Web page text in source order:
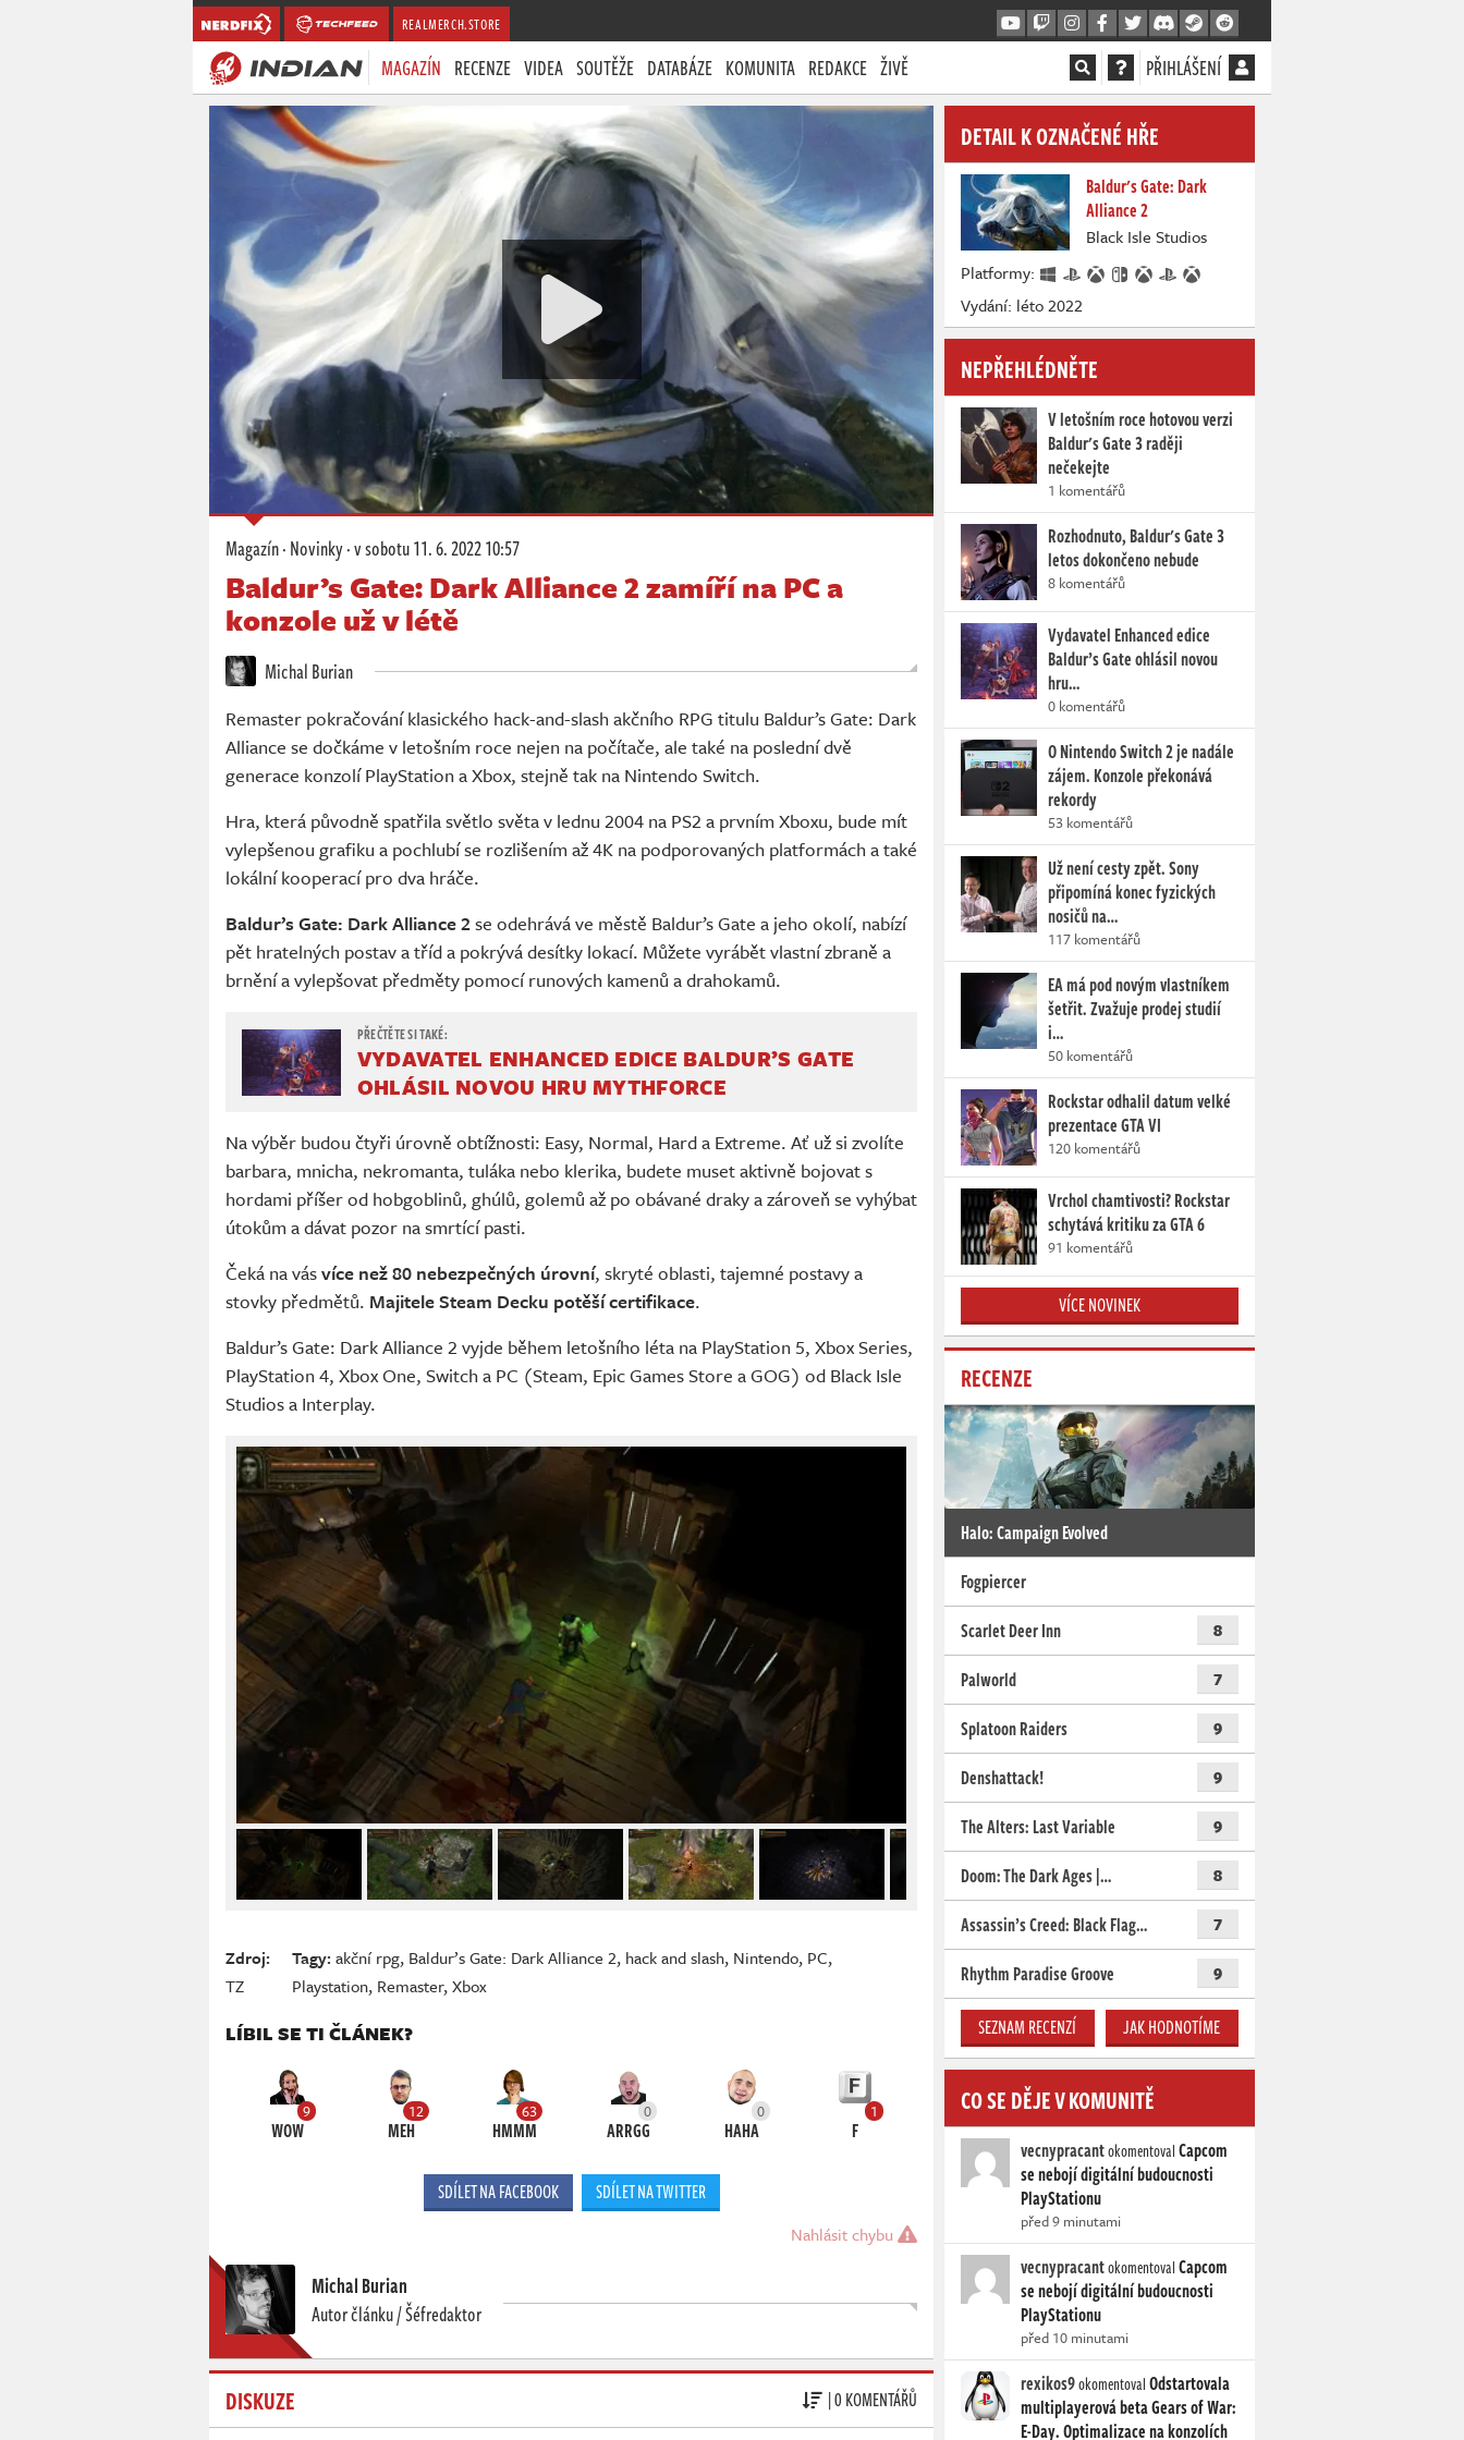
REALMERCH.STORE
MAGAZÍN RECENZE VIDEA SOUTĚŽE DATABÁZE KOMUNITA REDAKCE ŽIVĚ PŘIHLÁŠENÍ
Magazín·Novinky·v sobotu11. 6. 2022 10:57
Baldur’s Gate: Dark Alliance 2 zamíří na PC a
konzole už v létě
Michal Burian
Remaster pokračování klasického hack-and-slash akčního RPG titulu Baldur’s Gate: Dark
Alliance se dočkáme v letošním roce nejen na počítače, ale také na poslední dvě
generace konzolí PlayStation a Xbox, stejně tak na Nintendo Switch.
Hra, která původně spatřila světlo světa v lednu 2004 na PS2 a prvním Xboxu, bude mít
vylepšenou grafiku a pochlubí se rozlišením až 4K na podporovaných platformách a také
lokální kooperací pro dva hráče.
Baldur’s Gate: Dark Alliance 2se odehrává ve městě Baldur’s Gate a jeho okolí, nabízí
pět hratelných postav a tříd a pokrývá desítky lokací. Můžete vyrábět vlastní zbraně a
brnění a vylepšovat předměty pomocí runových kamenů a drahokamů.
VYDAVATEL ENHANCED EDICE BALDUR’S GATE
OHLÁSIL NOVOU HRU MYTHFORCE
Na výběr budou čtyři úrovně obtížnosti: Easy, Normal, Hard a Extreme. Ať už si zvolíte
barbara, mnicha, nekromanta, tuláka nebo klerika, budete muset aktivně bojovat s
hordami příšer od hobgoblinů, ghúlů, golemů až po obávané draky a zároveň se vyhýbat
útokům a dávat pozor na smrtící pasti.
Čeká na vásvíce než 80 nebezpečných úrovní, skryté oblasti, tajemné postavy a
stovky předmětů. Majitele Steam Decku potěší certifikace.
Baldur’s Gate: Dark Alliance 2 vyjde během letošního léta na PlayStation 5, Xbox Series,
PlayStation 4, Xbox One, Switch a PC (Steam, Epic Games Store a GOG) od Black Isle
Studios a Interplay.
Zdroj:
TZ
Tagy: akční rpg, Baldur’s Gate: Dark Alliance 2, hack and slash, Nintendo, PC,
Playstation, Remaster,Xbox
LÍBIL SE TI ČLÁNEK?
9
WOW
12
MEH
63
HMMM
0
ARRGG
0
HAHA
1
F
SDÍLET NA FACEBOOK SDÍLET NA TWITTER
Nahlásit chybu
Michal Burian
Autor článku / Šéfredaktor
DISKUZE | 0 KOMENTÁŘŮ
DETAIL K OZNAČENÉ HŘE
Baldur's Gate: Dark
Alliance 2
Black Isle Studios
Platformy:
Vydání: léto 2022
NEPŘEHLÉDNĚTE
V letošním roce hotovou verzi
Baldur's Gate 3 raději
nečekejte
1 komentářů
Rozhodnuto, Baldur's Gate 3
letos dokončeno nebude
8 komentářů
Vydavatel Enhanced edice
Baldur’s Gate ohlásil novou
hru…
0 komentářů
O Nintendo Switch 2 je nadále
zájem. Konzole překonává
rekordy
53 komentářů
Už není cesty zpět. Sony
připomíná konec fyzických
nosičů na…
117 komentářů
EA má pod novým vlastníkem
šetřit. Zvažuje prodej studií
i…
50 komentářů
Rockstar odhalil datum velké
prezentace GTA VI
120 komentářů
Vrchol chamtivosti? Rockstar
schytává kritiku za GTA 6
91 komentářů
VÍCE NOVINEK
RECENZE
Halo: Campaign Evolved
Fogpiercer
Scarlet Deer Inn
8
Palworld 7
Splatoon Raiders 9
Denshattack! 9
The Alters: Last Variable 9
Doom: The Dark Ages |… 8
Assassin’s Creed: Black Flag… 7
Rhythm Paradise Groove 9
SEZNAM RECENZÍ JAK HODNOTÍME
CO SE DĚJE V KOMUNITĚ
vecnypracantokomentovalCapcom
se nebojí digitální budoucnosti
PlayStationu
před 9 minutami
vecnypracantokomentovalCapcom
se nebojí digitální budoucnosti
PlayStationu
před 10 minutami
rexikos9okomentovalOdstartovala
multiplayerová beta Gears of War:
E-Day. Optimalizace na konzolích